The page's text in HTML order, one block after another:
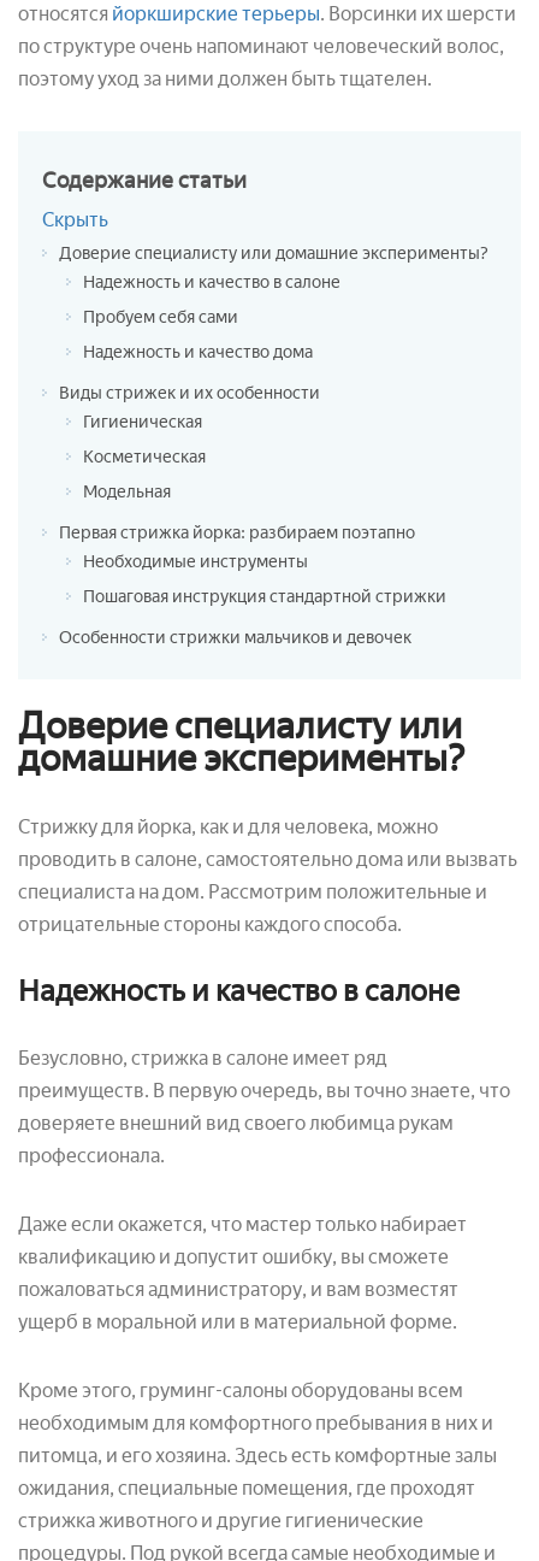
относятся йоркширские терьеры. Ворсинки их шерсти
по структуре очень напоминают человеческий волос,
поэтому уход за ними должен быть тщателен.
Содержаниестатьи
Скрыть
Доверие специалисту или домашние эксперименты?
Надежность и качество в салоне
Пробуем себя сами
Надежность и качество дома
Виды стрижек и их особенности
Гигиеническая
Косметическая
Модельная
Первая стрижка йорка: разбираем поэтапно
Необходимые инструменты
Пошаговая инструкция стандартной стрижки
Особенности стрижки мальчиков и девочек
Доверие специалисту или
домашние эксперименты?
Стрижку для йорка, как и для человека, можно
проводить в салоне, самостоятельно дома или вызвать
специалиста на дом. Рассмотрим положительные и
отрицательные стороны каждого способа.
Надежность и качество в салоне
Безусловно, стрижка в салоне имеет ряд
преимуществ. В первую очередь, вы точно знаете, что
доверяете внешний вид своего любимца рукам
профессионала.
Даже если окажется, что мастер только набирает
квалификацию и допустит ошибку, вы сможете
пожаловаться администратору, и вам возместят
ущерб в моральной или в материальной форме.
Кроме этого, груминг-салоны оборудованы всем
необходимым для комфортного пребывания в них и
питомца, и его хозяина. Здесь есть комфортные залы
ожидания, специальные помещения, где проходят
стрижка животного и другие гигиенические
процедуры. Под рукой всегда самые необходимые и